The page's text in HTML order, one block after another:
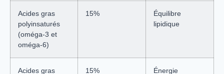
Acides gras
polyinsaturés
(oméga-3 et
oméga-6)
15%
Équilibre
lipidique
Acides gras
15%
Énergie